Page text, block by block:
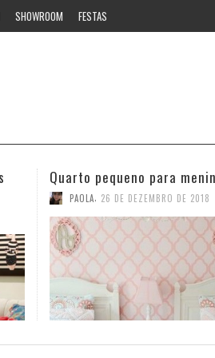
SHOWROOM FESTAS
Ideias estilosas para o
PAOLA 12 DE NOVEMBRO DE 2018